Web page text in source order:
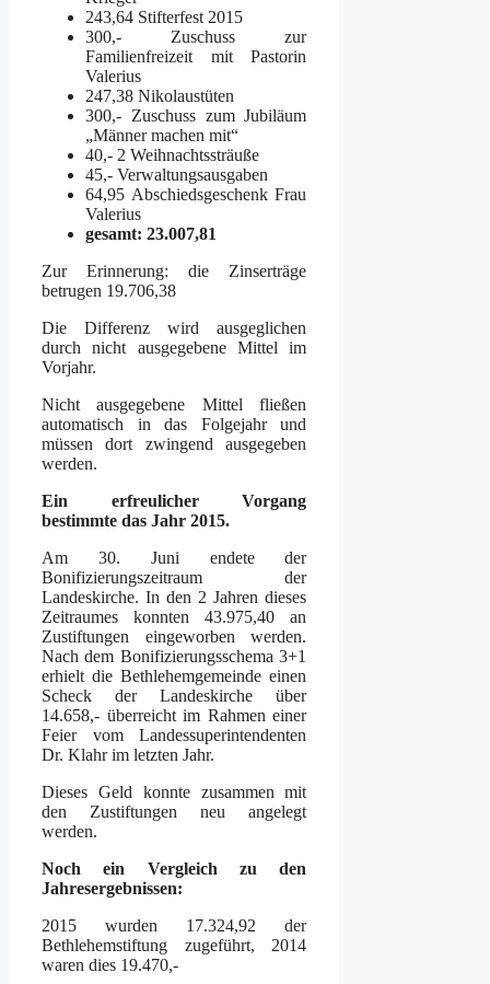
243,64 Stifterfest 2015
300,- Zuschuss zur
Familienfreizeit mit Pastorin
Valerius
247,38 Nikolaustüten
300,- Zuschuss zum Jubiläum
„Männer machen mit“
40,- 2 Weihnachtssträuße
45,- Verwaltungsausgaben
64,95 Abschiedsgeschenk Frau
Valerius
gesamt: 23.007,81
Zur Erinnerung: die Zinserträge
betrugen 19.706,38
Die Differenz wird ausgeglichen
durch nicht ausgegebene Mittel im
Vorjahr.
Nicht ausgegebene Mittel fließen
automatisch in das Folgejahr und
müssen dort zwingend ausgegeben
werden.
Ein erfreulicher Vorgang
bestimmte das Jahr 2015.
Am 30. Juni endete der
Bonifizierungszeitraum der
Landeskirche. In den 2 Jahren dieses
Zeitraumes konnten 43.975,40 an
Zustiftungen eingeworben werden.
Nach dem Bonifizierungsschema 3+1
erhielt die Bethlehemgemeinde einen
Scheck der Landeskirche über
14.658,- überreicht im Rahmen einer
Feier vom Landessuperintendenten
Dr. Klahr im letzten Jahr.
Dieses Geld konnte zusammen mit
den Zustiftungen neu angelegt
werden.
Noch ein Vergleich zu den
Jahresergebnissen:
2015 wurden 17.324,92 der
Bethlehemstiftung zugeführt, 2014
waren dies 19.470,-